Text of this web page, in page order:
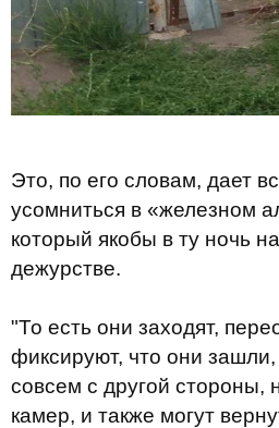
Это, по его словам, дает
усомниться в «железном
который якобы в ту ночь
дежурстве.
"То есть они заходят,
фиксируют, что они
совсем с другой стороны,
камер, и также могут